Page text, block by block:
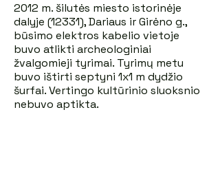
2012 m. šilutės miesto istorinėje
dalyje (12331), Dariaus ir Girėno g.,
būsimo elektros kabelio vietoje
buvo atlikti archeologiniai
žvalgomieji tyrimai. Tyrimų metu
buvo ištirti septyni 1x1 m dydžio
šurfai. Vertingo kultūrinio sluoksnio
nebuvo aptikta.